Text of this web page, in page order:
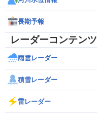
長期予報
レーダーコンテンツ
雨雲レーダー
積雪レーダー
雷レーダー